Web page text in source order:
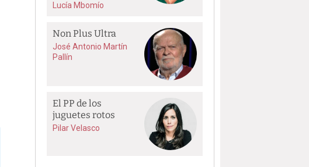
Lucía Mbomío
Non Plus Ultra
José Antonio Martín
Pallín
El PP de los
juguetes rotos
Pilar Velasco